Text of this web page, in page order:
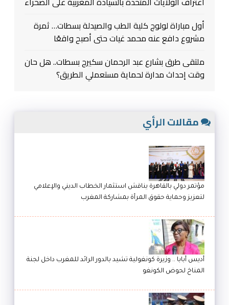
أول مباراة لولوج كلية الطب والصيدلة بسطات… ثمرة
مشروع دافع عنه محمد غيات حتى أصبح واقعًا
ملتقى طرق بشارع عبد الرحمان سكيرج بسطات.. هل حان
وقت إحداث مدارة لحماية مستعملي الطريق؟
مقالات الرأي
مؤتمر دولي بالقاهرة يناقش استثمار الخطاب الديني والإعلامي
لتعزيز وحماية حقوق المرأة بمشاركة المغرب
أديس أبابا .. وزيرة كونغولية تشيد بالدور الرائد للمغرب داخل لجنة
المناخ لحوض الكونغو